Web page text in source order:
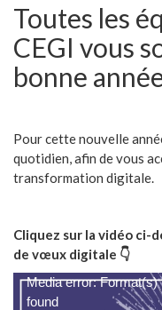
Toutes les
CEGI vous
bonne
Pour cette nouvelle
quotidien, afin de vous
transformation digitale.
Cliquez sur la vidéo ci-
de vœux digitale 👇
Lecteur
vidéo
Media error:
found